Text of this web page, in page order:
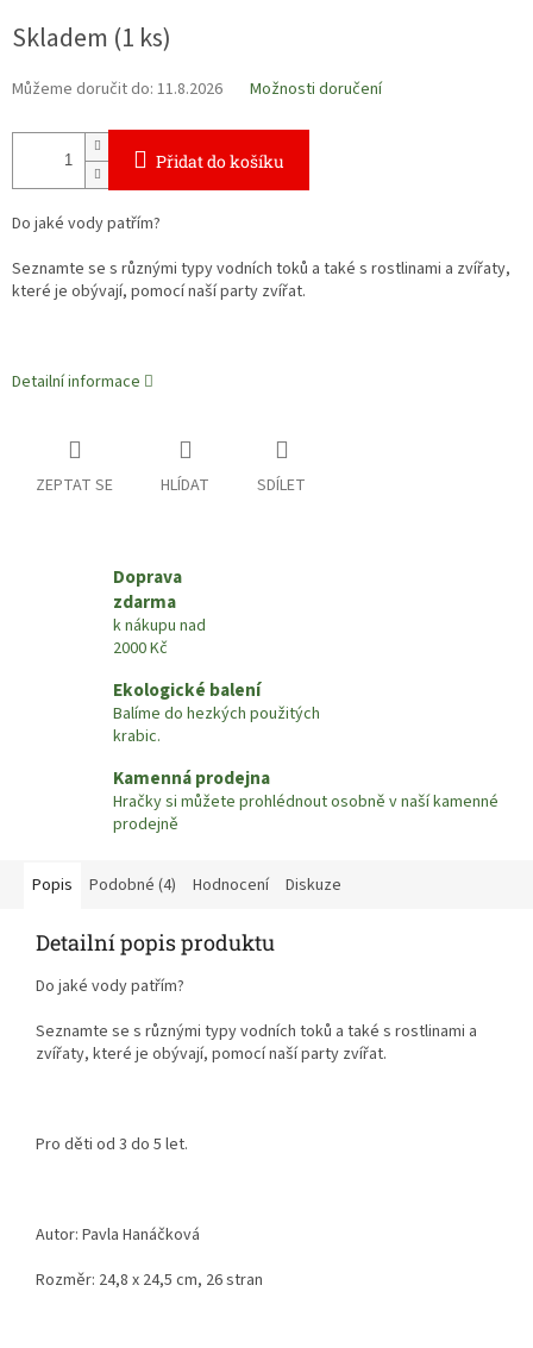
cena:
Skladem (1 ks)
Můžeme doručit do: 11.8.2026 Možnosti doručení
Přidat do košíku
Do jaké vody patřím?
Seznamte se s různými typy vodních toků a také s rostlinami a zvířaty,
které je obývají, pomocí naší party zvířat.
Detailní informace
ZEPTAT SE HLÍDAT SDÍLET
Doprava
zdarma
k nákupu nad
2000 Kč
Ekologické balení
Balíme do hezkých použitých
krabic.
Kamenná prodejna
Hračky si můžete prohlédnout osobně v naší kamenné
prodejně
Popis Podobné (4) Hodnocení Diskuze
Detailní popis produktu
Do jaké vody patřím?
Seznamte se s různými typy vodních toků a také s rostlinami a
zvířaty, které je obývají, pomocí naší party zvířat.
Pro děti od 3 do 5 let.
Autor: Pavla Hanáčková
Rozměr: 24,8 x 24,5 cm, 26 stran